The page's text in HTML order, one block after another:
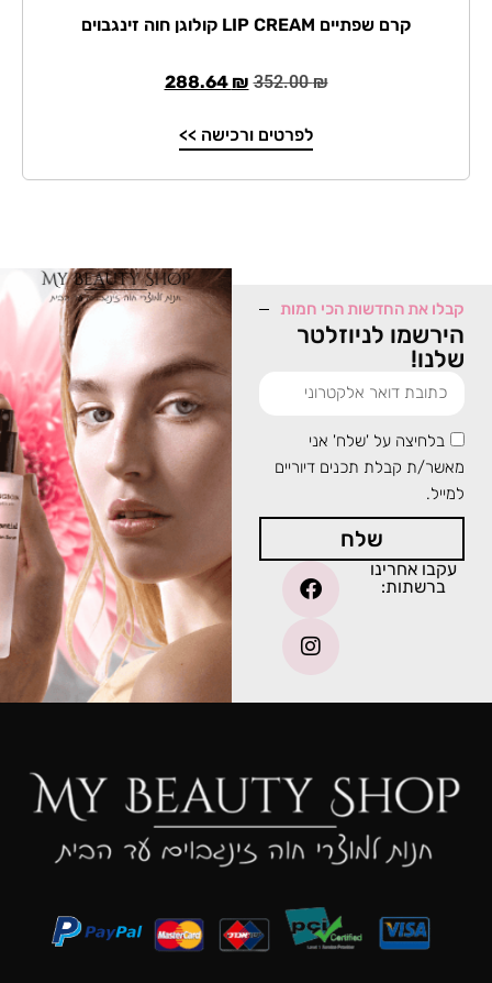
קרם שפתיים LIP CREAM קולוגן חוה זינגבוים
352.00₪
288.64 ₪
לפרטים ורכישה >>
קבלו את החדשות הכי חמות
הירשמו לניוזלטר
שלנו!
בלחיצה על 'שלח' אני
מאשר/ת קבלת תכנים דיוריים
למייל.
שלח
עקבו אחרינו
ברשתות: